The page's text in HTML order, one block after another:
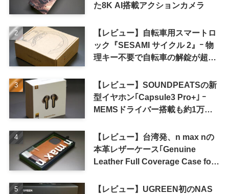
た8K AI搭載アクションカメラ
【レビュー】自転車用スマートロ
ック『SESAMI サイクル 2』ｰ 物
理キー不要で自転車の解錠が超簡
【レビュー】SOUNDPEATSの新
型イヤホン｢Capsule3 Pro+｣ ｰ
MEMSドライバー搭載も約1万円
【レビュー】台湾発、n max nの
本革レザーケース｢Genuine
Leather Full Coverage Case for
【レビュー】UGREEN初のNAS